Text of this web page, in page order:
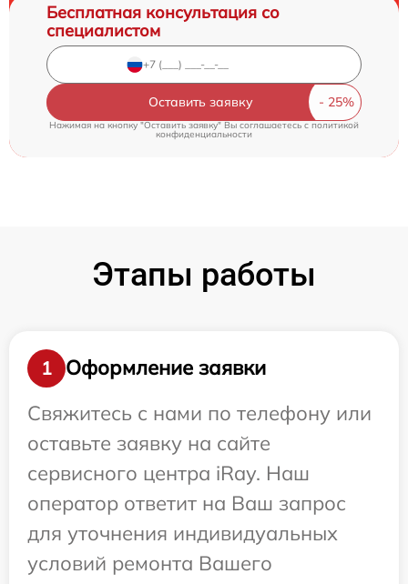
Бесплатная консультация со
специалистом
Оставить заявку
Нажимая на кнопку "Оставить заявку" Вы соглашаетесь cполитикой
конфиденциальности
Этапы работы
1
Оформление заявки
Свяжитесь с нами по телефону или
оставьте заявку на сайте
сервисного центра iRay. Наш
оператор ответит на Ваш запрос
для уточнения индивидуальных
условий ремонта Вашего